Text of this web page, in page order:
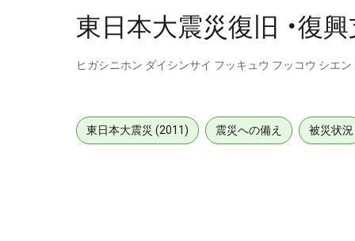
東日本大震災復旧 ・復
ヒガシニホン ダイシンサイ フッキュウ フッコウ シエ
東日本大震災 (2011) 震災への備え 被災状況